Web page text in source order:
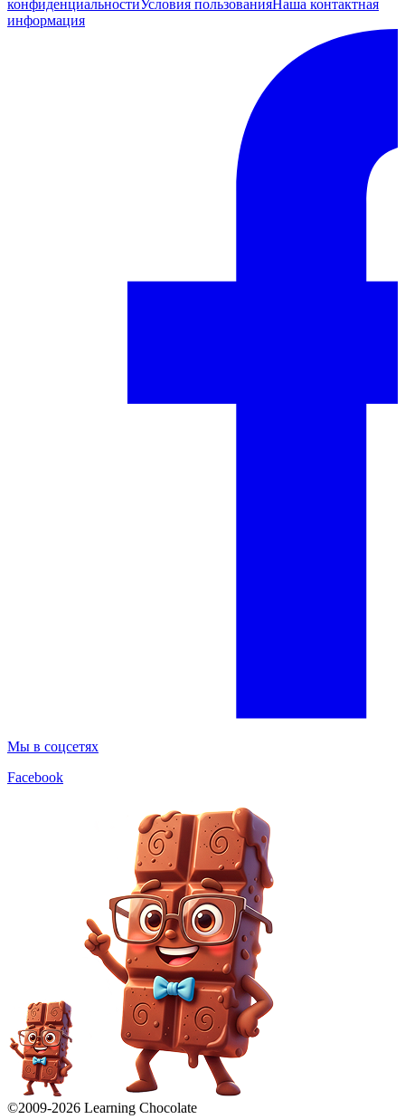
конфиденциальностиУсловия пользованияНаша контактная
информация
Мы в соцсетях
Facebook
©2009-2026 Learning Chocolate